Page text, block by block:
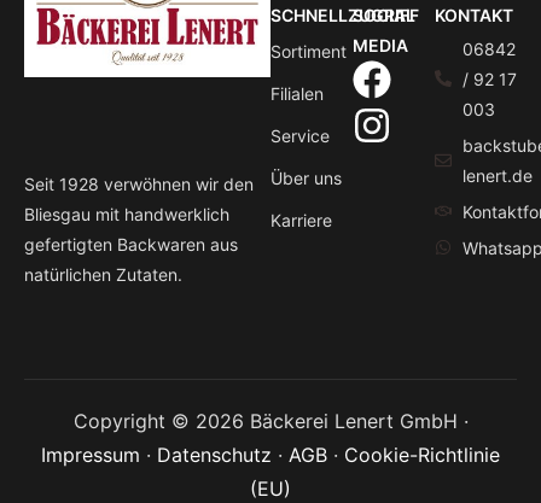
Seit 1928 verwöhnen wir den
Bliesgau mit handwerklich
gefertigten Backwaren aus
natürlichen Zutaten.
SCHNELLZUGRIFF
Sortiment
Filialen
Service
Über uns
Karriere
SOCIAL
MEDIA
KONTAKT
06842
/ 92 17
003
lenert.de
Copyright © 2026 Bäckerei Lenert GmbH ·
Impressum · Datenschutz · AGB · Cookie-Richtlinie
(EU)